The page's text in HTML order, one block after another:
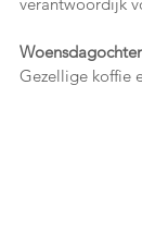
Gezellige koffie